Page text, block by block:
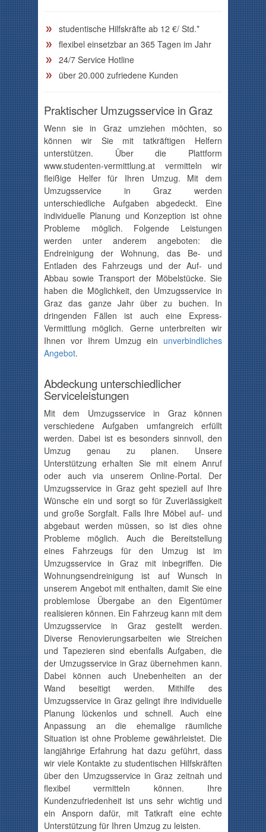
studentische Hilfskräfte ab 12 €/ Std.*
flexibel einsetzbar an 365 Tagen im Jahr
24/7 Service Hotline
über 20.000 zufriedene Kunden
Praktischer Umzugsservice in Graz
Wenn sie in Graz umziehen möchten, so
können wir Sie mit tatkräftigen Helfern
unterstützen. Über die Plattform
www.studenten-vermittlung.at vermitteln wir
fleißige Helfer für Ihren Umzug. Mit dem
Umzugsservice in Graz werden
unterschiedliche Aufgaben abgedeckt. Eine
individuelle Planung und Konzeption ist ohne
Probleme möglich. Folgende Leistungen
werden unter anderem angeboten: die
Endreinigung der Wohnung, das Be- und
Entladen des Fahrzeugs und der Auf- und
Abbau sowie Transport der Möbelstücke. Sie
haben die Möglichkeit, den Umzugsservice in
Graz das ganze Jahr über zu buchen. In
dringenden Fällen ist auch eine Express-
Vermittlung möglich. Gerne unterbreiten wir
Ihnen vor Ihrem Umzug ein unverbindliches
Angebot.
Abdeckung unterschiedlicher
Serviceleistungen
Mit dem Umzugsservice in Graz können
verschiedene Aufgaben umfangreich erfüllt
werden. Dabei ist es besonders sinnvoll, den
Umzug genau zu planen. Unsere
Unterstützung erhalten Sie mit einem Anruf
oder auch via unserem Online-Portal. Der
Umzugsservice in Graz geht speziell auf Ihre
Wünsche ein und sorgt so für Zuverlässigkeit
und große Sorgfalt. Falls Ihre Möbel auf- und
abgebaut werden müssen, so ist dies ohne
Probleme möglich. Auch die Bereitstellung
eines Fahrzeugs für den Umzug ist im
Umzugsservice in Graz mit inbegriffen. Die
Wohnungsendreinigung ist auf Wunsch in
unserem Angebot mit enthalten, damit Sie eine
problemlose Übergabe an den Eigentümer
realisieren können. Ein Fahrzeug kann mit dem
Umzugsservice in Graz gestellt werden.
Diverse Renovierungsarbeiten wie Streichen
und Tapezieren sind ebenfalls Aufgaben, die
der Umzugsservice in Graz übernehmen kann.
Dabei können auch Unebenheiten an der
Wand beseitigt werden. Mithilfe des
Umzugsservice in Graz gelingt ihre individuelle
Planung lückenlos und schnell. Auch eine
Anpassung an die ehemalige räumliche
Situation ist ohne Probleme gewährleistet. Die
langjährige Erfahrung hat dazu geführt, dass
wir viele Kontakte zu studentischen Hilfskräften
über den Umzugsservice in Graz zeitnah und
flexibel vermitteln können. Ihre
Kundenzufriedenheit ist uns sehr wichtig und
ein Ansporn dafür, mit Tatkraft eine echte
Unterstützung für Ihren Umzug zu leisten.